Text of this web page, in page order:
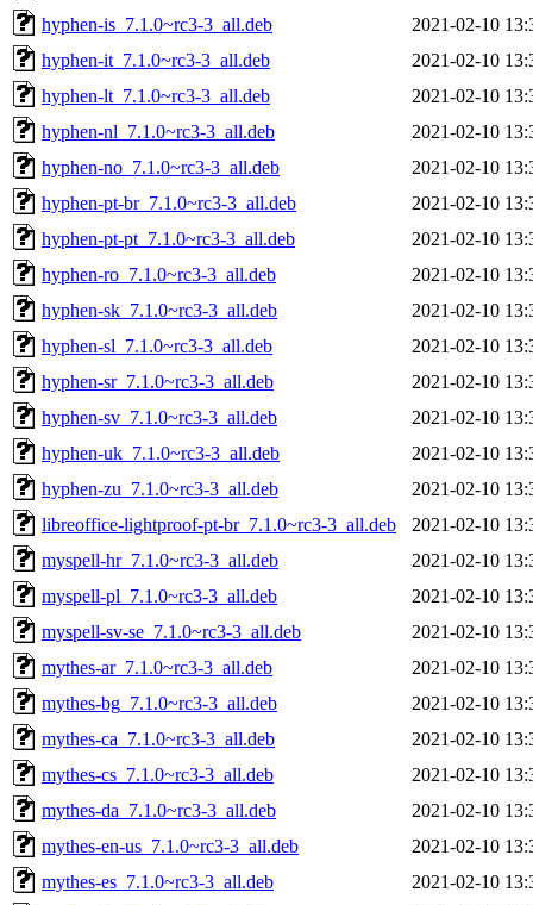
hyphen-is_7.1.0~rc3-3_all.deb
2021-02-10
hyphen-it_7.1.0~rc3-3_all.deb
2021-02-10
hyphen-lt_7.1.0~rc3-3_all.deb
2021-02-10
hyphen-nl_7.1.0~rc3-3_all.deb
2021-02-10
hyphen-no_7.1.0~rc3-3_all.deb
2021-02-10
hyphen-pt-br_7.1.0~rc3-3_all.deb
2021-02-10
hyphen-pt-pt_7.1.0~rc3-3_all.deb
2021-02-10
hyphen-ro_7.1.0~rc3-3_all.deb
2021-02-10
hyphen-sk_7.1.0~rc3-3_all.deb
2021-02-10
hyphen-sl_7.1.0~rc3-3_all.deb
2021-02-10
hyphen-sr_7.1.0~rc3-3_all.deb
2021-02-10
hyphen-sv_7.1.0~rc3-3_all.deb
2021-02-10
hyphen-uk_7.1.0~rc3-3_all.deb
2021-02-10
hyphen-zu_7.1.0~rc3-3_all.deb
2021-02-10
libreoffice-lightproof-pt-br_7.1.0~rc3-3_all.deb
2021-02-10
myspell-hr_7.1.0~rc3-3_all.deb
2021-02-10
myspell-pl_7.1.0~rc3-3_all.deb
2021-02-10
myspell-sv-se_7.1.0~rc3-3_all.deb
2021-02-10
mythes-ar_7.1.0~rc3-3_all.deb
2021-02-10
mythes-bg_7.1.0~rc3-3_all.deb
2021-02-10
mythes-ca_7.1.0~rc3-3_all.deb
2021-02-10
mythes-cs_7.1.0~rc3-3_all.deb
2021-02-10
mythes-da_7.1.0~rc3-3_all.deb
2021-02-10
mythes-en-us_7.1.0~rc3-3_all.deb
2021-02-10
mythes-es_7.1.0~rc3-3_all.deb
2021-02-10